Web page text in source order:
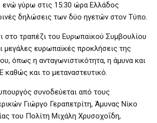
ενώ γύρω στις 15:30 ώρα Ελλάδος
δηλώσεις των δύο ηγετών στον Τύπο.
στο τραπέζι του Ευρωπαϊκού Συμβουλίου
μεγάλες ευρωπαϊκές προκλήσεις της
όπως η ανταγωνιστικότητα, η άμυνα και
καθώς και το μεταναστευτικό.
συνοδεύεται από τους
Γιώργο Γεραπετρίτη, Άμυνας Νίκο
του Πολίτη Μιχάλη Χρυσοχοΐδη,